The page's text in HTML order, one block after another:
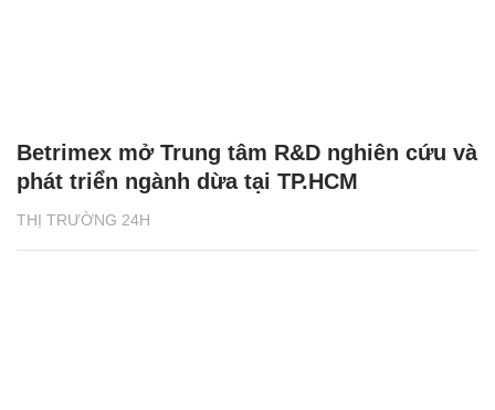
THỊ TRƯỜNG 24H
Betrimex mở Trung tâm R&D nghiên cứu và
phát triển ngành dừa tại TP.HCM